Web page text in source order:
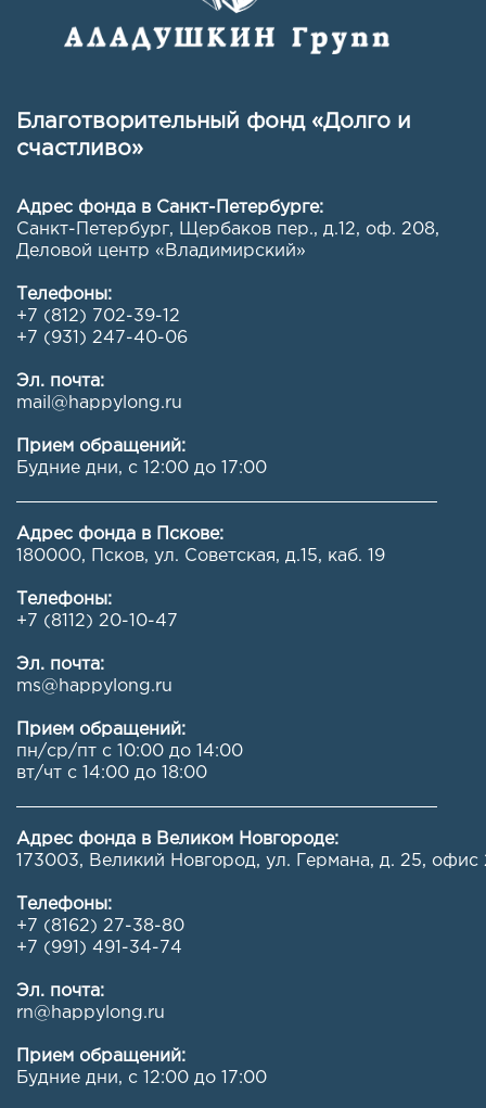
Благотворительный фонд «Долго и
счастливо»
Адрес фонда в Санкт-Петербурге:
Санкт-Петербург, Щербаков пер., д.12, оф. 208,
Деловой центр «Владимирский»
Телефоны:
+7 (812) 702-39-12
+7 (931) 247-40-06
Эл. почта:
mail@happylong.ru
Прием обращений:
Будние дни, с 12:00 до 17:00
Адрес фонда в Пскове:
180000, Псков, ул. Советская, д.15, каб. 19
Телефоны:
+7 (8112) 20-10-47
Эл. почта:
ms@happylong.ru
Прием обращений:
пн/ср/пт с 10:00 до 14:00
вт/чт с 14:00 до 18:00
Адрес фонда в Великом Новгороде:
173003, Великий Новгород, ул. Германа, д. 25, офис
Телефоны:
+7 (8162) 27-38-80
+7 (991) 491-34-74
Эл. почта:
rn@happylong.ru
Прием обращений:
Будние дни, с 12:00 до 17:00